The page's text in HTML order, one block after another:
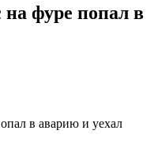
фуре попал в